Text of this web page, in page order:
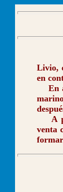
Livio,
en
En
A
venta